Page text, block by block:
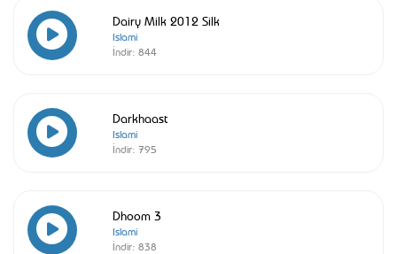
Dairy Milk 2012 Silk
Islami
İndir: 844
Darkhaast
Islami
İndir: 795
Dhoom 3
Islami
İndir: 838